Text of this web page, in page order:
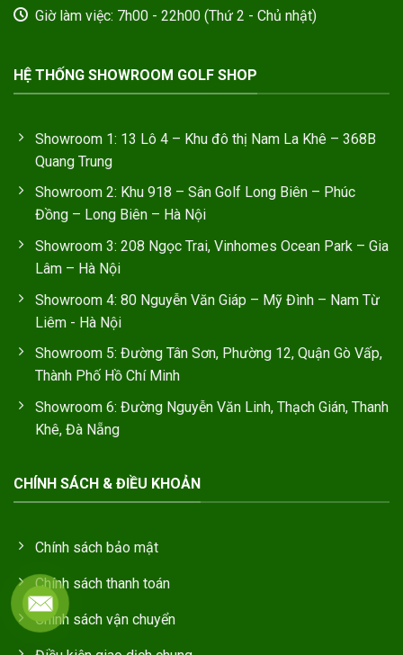
Giờ làm việc: 7h00 - 22h00 (Thứ 2 - Chủ nhật)
HỆ THỐNG SHOWROOM GOLF SHOP
Showroom 1: 13 Lô 4 – Khu đô thị Nam La Khê – 368B
Quang Trung
Showroom 2: Khu 918 – Sân Golf Long Biên – Phúc
Đồng – Long Biên – Hà Nội
Showroom 3: 208 Ngọc Trai, Vinhomes Ocean Park – Gia
Lâm – Hà Nội
Showroom 4: 80 Nguyễn Văn Giáp – Mỹ Đình – Nam Từ
Liêm - Hà Nội
Showroom 5: Đường Tân Sơn, Phường 12, Quận Gò Vấp,
Thành Phố Hồ Chí Minh
Showroom 6: Đường Nguyễn Văn Linh, Thạch Gián, Thanh
Khê, Đà Nẵng
CHÍNH SÁCH & ĐIỀU KHOẢN
Chính sách bảo mật
Chính sách thanh toán
Chính sách vận chuyển